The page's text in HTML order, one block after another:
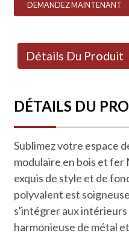
DEMANDEZ MAINTENANT
Détails Du Produit
DÉTAILS DU
Sublimez votre espace
modulaire en bois et fer
exquis de style et de
polyvalent est
s'intégrer aux intérieurs
harmonieuse de métal